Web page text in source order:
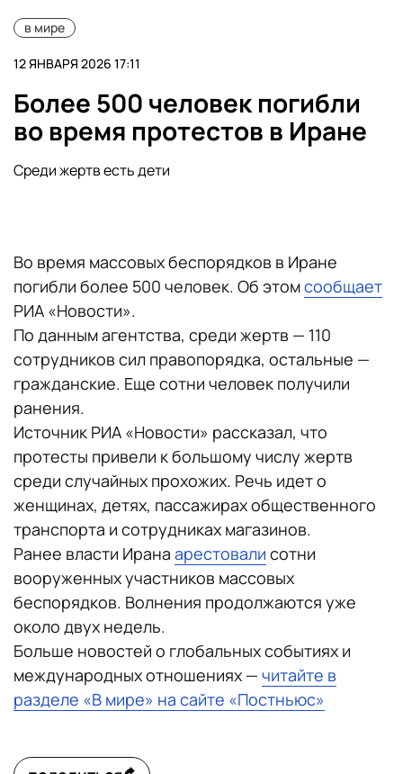
в мире
12 ЯНВАРЯ 2026 17:11
Более 500 человек погибли
во время протестов в Иране
Среди жертв есть дети
Во время массовых беспорядков в Иране
погибли более 500 человек. Об этомсообщает
РИА «Новости».
По данным агентства, среди жертв — 110
сотрудников сил правопорядка, остальные —
гражданские. Еще сотни человек получили
ранения.
Источник РИА «Новости» рассказал, что
протесты привели к большому числу жертв
среди случайных прохожих. Речь идет о
женщинах, детях, пассажирах общественного
транспорта и сотрудниках магазинов.
Ранее власти Ирана арестовали сотни
вооруженных участников массовых
беспорядков. Волнения продолжаются уже
около двух недель.
Больше новостей о глобальных событиях и
международных отношениях — читайте в
разделе «В мире» на сайте «Постньюс»